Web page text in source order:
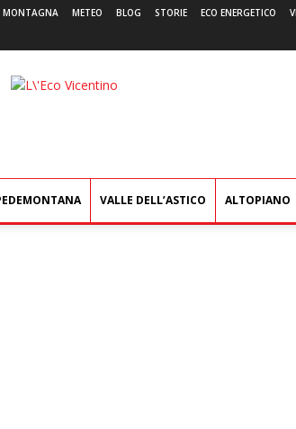
MONTAGNA METEO BLOG STORIE ECO ENERGETICO
L'Eco
VALLE DELL’ASTICO ALTOPIANO